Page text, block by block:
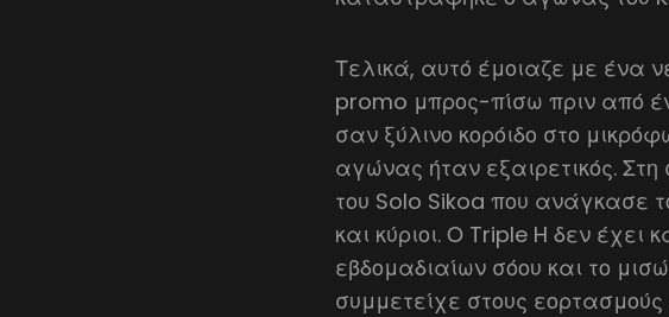
Τελικά, αυτό έμοιαζε με ένα
promo μπρος-πίσω πριν από
σαν ξύλινο κορόιδο στο
αγώνας ήταν εξαιρετικός.
του Solo Sikoa που ανάγκασε
και κύριοι. Ο Triple H δεν
εβδομαδιαίων σόου και το
συμμετείχε στους